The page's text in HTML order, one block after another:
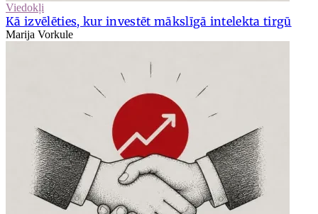
Viedokļi
Kā izvēlēties, kur investēt mākslīgā intelekta tirgū
Marija Vorkule